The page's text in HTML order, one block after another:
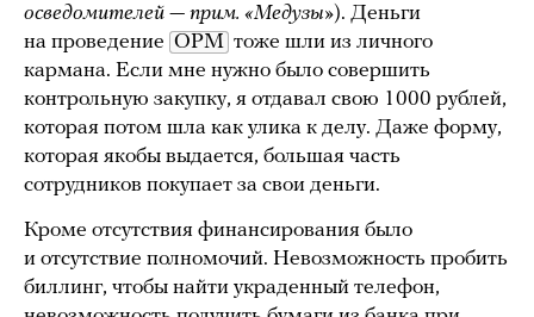
осведомителей — прим. «Медузы»). Деньги
на проведение ОРМ тоже шли из личного
кармана. Если мне нужно было совершить
контрольную закупку, я отдавал свою 1000 рублей,
которая потом шла как улика к делу. Даже форму,
которая якобы выдается, большая часть
сотрудников покупает за свои деньги.
Кроме отсутствия финансирования было
и отсутствие полномочий. Невозможность пробить
биллинг, чтобы найти украденный телефон,